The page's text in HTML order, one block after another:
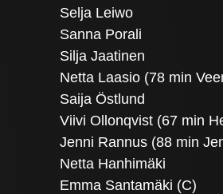
Selja Leiwo
Sanna Porali
Silja Jaatinen
Netta Laasio (78 min
Saija Östlund
Viivi Ollonqvist (67 min
Jenni Rannus (88 min
Netta Hanhimäki
Emma Santamäki (C)